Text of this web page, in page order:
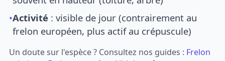
•Activité : visible de jour (contrairement au
frelon européen, plus actif au crépuscule)
Un doute sur l'espèce ? Consultez nos guides : Frelon